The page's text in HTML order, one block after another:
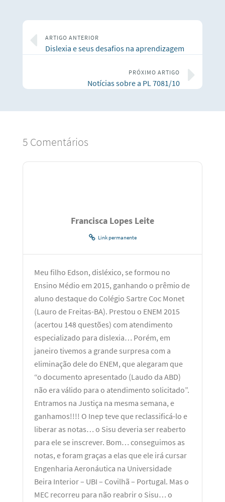
ARTIGO ANTERIOR
Dislexia e seus desafios na aprendizagem
PRÓXIMO ARTIGO
Notícias sobre a PL 7081/10
5 Comentários
Francisca Lopes Leite
Link permanente
Meu filho Edson, disléxico, se formou no
Ensino Médio em 2015, ganhando o prêmio de
aluno destaque do Colégio Sartre Coc Monet
(Lauro de Freitas-BA). Prestou o ENEM 2015
(acertou 148 questões) com atendimento
especializado para dislexia… Porém, em
janeiro tivemos a grande surpresa com a
eliminação dele do ENEM, que alegaram que
“o documento apresentado (Laudo da ABD)
não era válido para o atendimento solicitado”.
Entramos na Justiça na mesma semana, e
ganhamos!!!! O Inep teve que reclassificá-lo e
liberar as notas… o Sisu deveria ser reaberto
para ele se inscrever. Bom… conseguimos as
notas, e foram graças a elas que ele irá cursar
Engenharia Aeronáutica na Universidade
Beira Interior – UBI – Covilhã – Portugal. Mas o
MEC recorreu para não reabrir o Sisu… o